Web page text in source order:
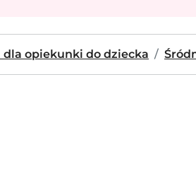
dla opiekunki do dziecka